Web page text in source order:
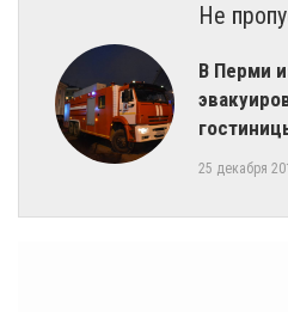
Не
В Перми
25 декабря